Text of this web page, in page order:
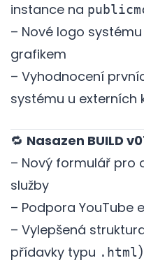
instance na
– Nové logo
grafikem
– Vyhodnocení
systému u externích
🔁 Nasazen BUILD
– Nový formulář pro
služby
– Podpora YouTube
– Vylepšená
přídavky typu .html)